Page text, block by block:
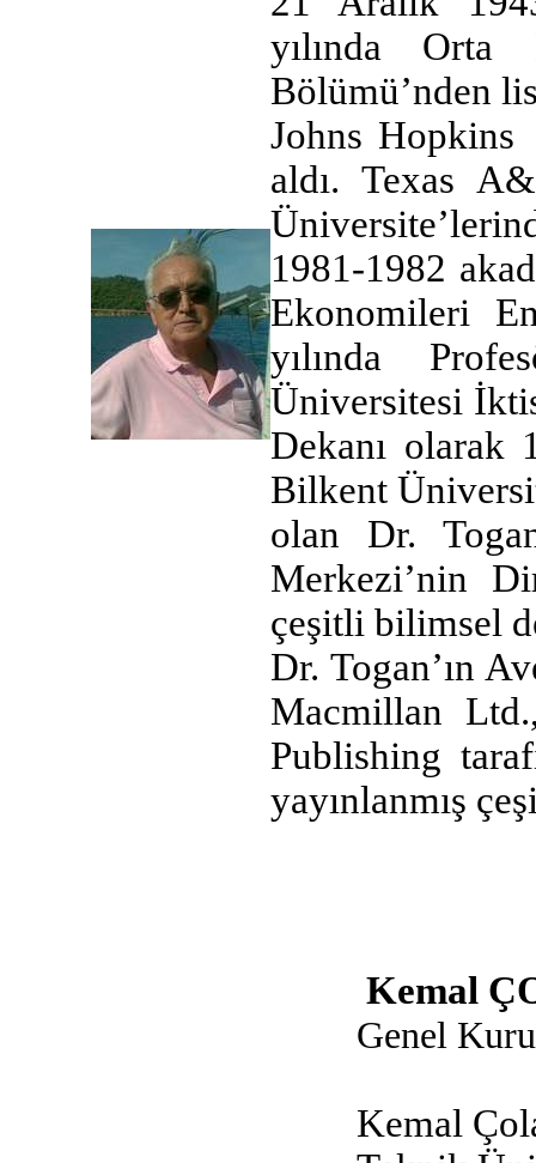
yılında
Bölümü’nden
Johns Hopkins
aldı. Texas
1981-1982
Ekonomileri
yılında
Üniversitesi
Dekanı olarak
Bilkent
olan Dr.
Merkezi’nin
çeşitli bilimsel
Dr. Togan’ın
Macmillan
Publishing
yayınlanmış
Kemal
Genel
Kemal